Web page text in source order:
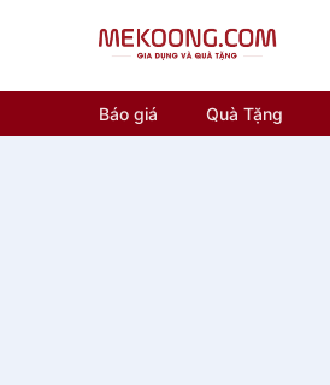
Báo giá Quà Tặng